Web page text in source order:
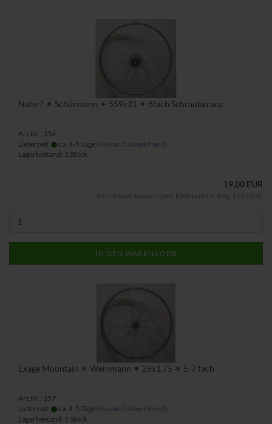
Nabe ? ✶ Schürmann ✶ 559x21 ✶ 6fach Schraubkranz
Art.Nr.: 356
Lieferzeit:
ca. 4-5 Tage (Ausland abweichend)
Lagerbestand: 1 Stück
19,00 EUR
Kein Steuerausweis gem. Kleinuntern.-Reg. §19 UStG
IN DEN WARENKORB
Exage Mountain ✶ Weinmann ✶ 26x1,75 ✶ 5-7 fach
Art.Nr.: 357
Lieferzeit:
ca. 4-5 Tage (Ausland abweichend)
Lagerbestand: 1 Stück